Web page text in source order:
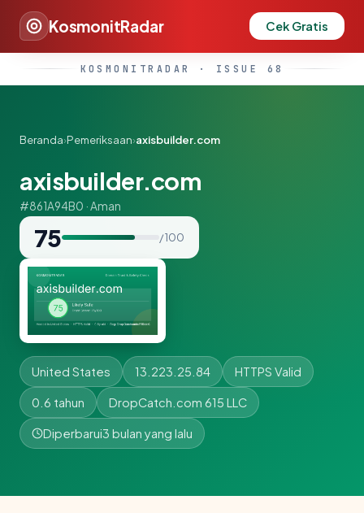
KosmonitRadar Cek Gratis
KOSMONITRADAR · ISSUE 68
Beranda›Pemeriksaan›axisbuilder.com
axisbuilder.com
#861A94B0 · Aman
75 / 100
United States 13.223.25.84 HTTPS Valid
0.6 tahun DropCatch.com 615 LLC
Diperbarui3 bulan yang lalu